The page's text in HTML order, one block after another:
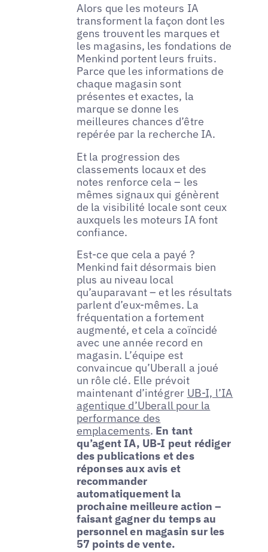
Alors que les moteurs IA
transforment la façon dont les
gens trouvent les marques et
les magasins, les fondations de
Menkind portent leurs fruits.
Parce que les informations de
chaque magasin sont
présentes et exactes, la
marque se donne les
meilleures chances d’être
repérée par la recherche IA.
Et la progression des
classements locaux et des
notes renforce cela – les
mêmes signaux qui génèrent
de la visibilité locale sont ceux
auxquels les moteurs IA font
confiance.
Est-ce que cela a payé ?
Menkind fait désormais bien
plus au niveau local
qu’auparavant – et les résultats
parlent d’eux-mêmes. La
fréquentation a fortement
augmenté, et cela a coïncidé
avec une année record en
magasin. L’équipe est
convaincue qu’Uberall a joué
un rôle clé. Elle prévoit
maintenant d’intégrer UB-I, l’IA
agentique d’Uberall pour la
performance des
emplacements. En tant
qu’agent IA, UB-I peut rédiger
des publications et des
réponses aux avis et
recommander
automatiquement la
prochaine meilleure action –
faisant gagner du temps au
personnel en magasin sur les
57 points de vente.